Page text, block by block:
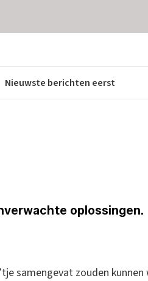
oplossingen.
samengevat zouden